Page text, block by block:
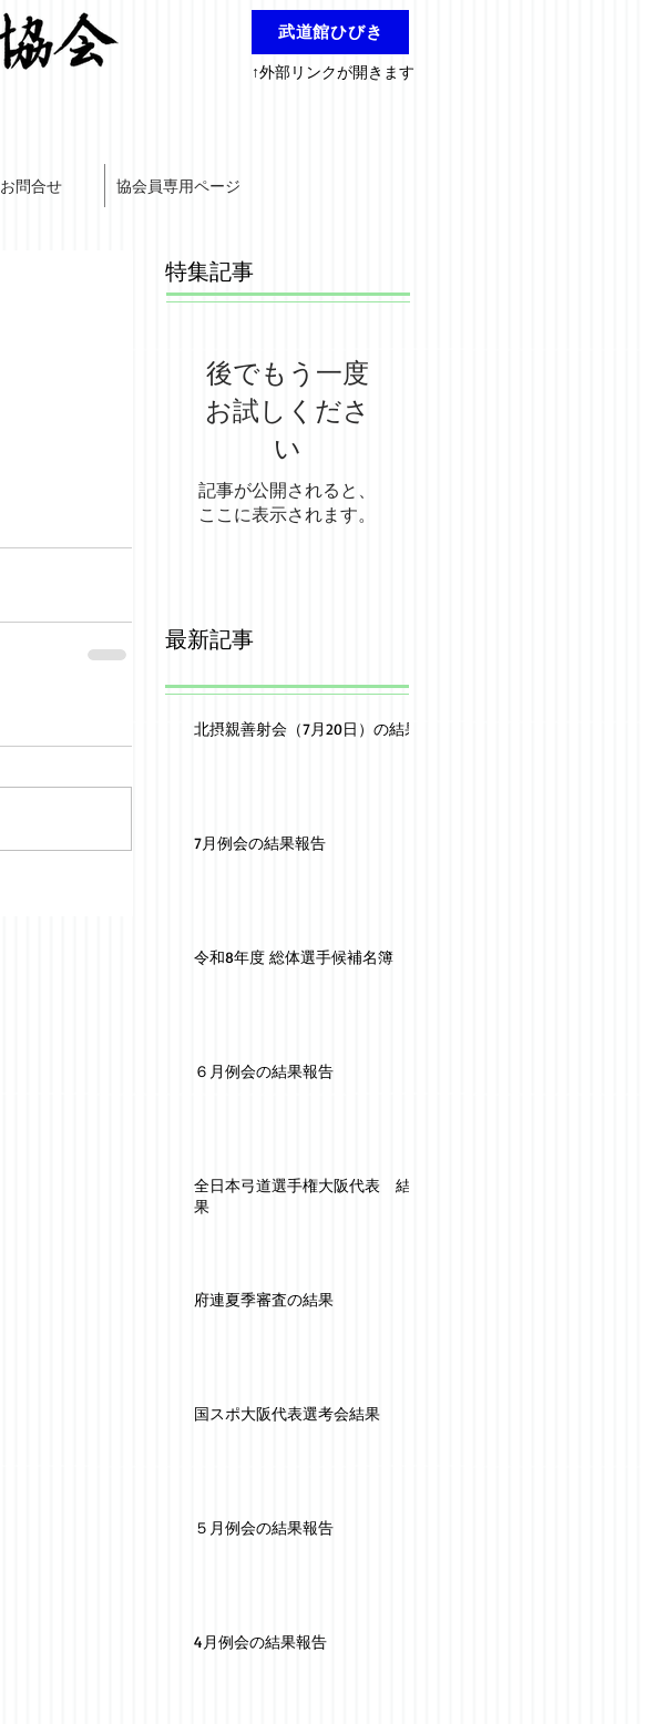
武道館ひびき
↑外部リンクが開きます
お問合せ 協会員専用ページ
特集記事
後でもう一度
お試しくださ
い
記事が公開されると、
ここに表示されます。
最新記事
北摂親善射会（7月20日）の結果
7月例会の結果報告
令和8年度 総体選手候補名簿
６月例会の結果報告
全日本弓道選手権大阪代表 結
果
府連夏季審査の結果
国スポ大阪代表選考会結果
５月例会の結果報告
4月例会の結果報告